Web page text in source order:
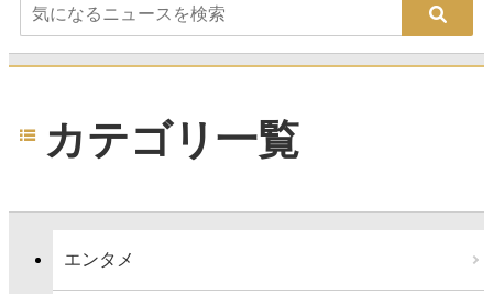
カテゴリ一覧
エンタメ